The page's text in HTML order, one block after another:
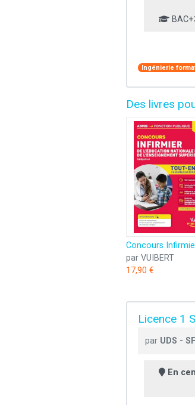
Ingénierie
Des livres
par VUIBERT
17,90 €
Licence 1
par UDS -
En